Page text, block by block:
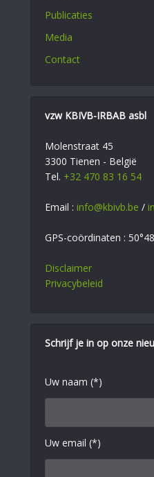
Publicaties
Media
Contact
vzw KBIVB-IRBAB asbl
Molenstraat 45
3300 Tienen - België
Tel. +32 470 83 16 54
Email : info@kbivb.be /
GPS-coördinaten :
Disclaimer
Privacybeleid
Schrijf je in op onze
Uw naam (*)
Uw email (*)